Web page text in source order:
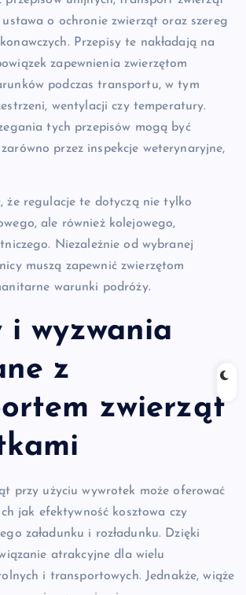
o ochronie zwierząt oraz szereg
Przepisy te nakładają na
zapewnienia zwierzętom
podczas transportu, w tym
wentylacji czy temperatury.
tych przepisów mogą być
przez inspekcje weterynaryjne,
że regulacje te dotyczą nie tylko
ale również kolejowego,
Niezależnie od wybranej
muszą zapewnić zwierzętom
warunki podróży.
wyzwania
z
zwierząt
przy użyciu wywrotek może oferować
jak efektywność kosztowa czy
załadunku i rozładunku. Dzięki
atrakcyjne dla wielu
i transportowych. Jednakże, wiąże